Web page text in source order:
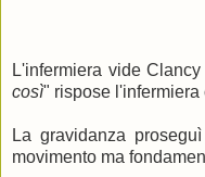
L'infermiera vide
così" rispose
La gravidanza
movimento ma